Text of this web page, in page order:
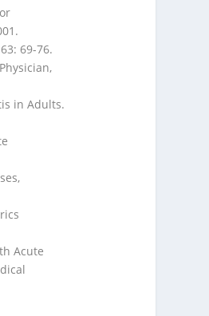
69-76.
in Adults.
Acute